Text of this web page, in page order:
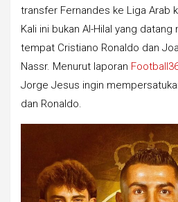
transfer Fernandes ke Liga Arab
Kali ini bukan Al-Hilal yang
tempat Cristiano Ronaldo dan
Nassr. Menurut laporan
Jorge Jesus ingin
dan Ronaldo.